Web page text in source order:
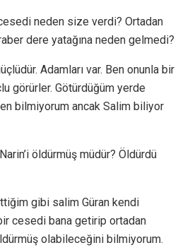
neden size verdi? Ortadan
dere yatağına neden gelmedi?
Adamları var. Ben onunla bir
görürler. Götürdüğüm yerde
bilmiyorum ancak Salim biliyor
öldürmüş müdür? Öldürdü
gibi salim Güran kendi
cesedi bana getirip ortadan
olabileceğini bilmiyorum.